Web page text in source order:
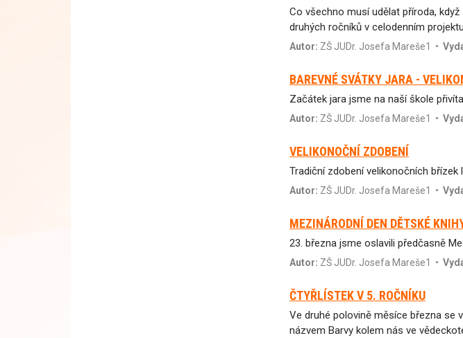
Co všechno musí udělat příroda,
druhých ročníků v celodenním
Autor: ZŠ JUDr. Josefa Mareše1 •
BAREVNÉ SVÁTKY JARA -
Začátek jara jsme na naší škole
Autor: ZŠ JUDr. Josefa Mareše1 •
VELIKONOČNÍ ZDOBENÍ
Tradiční zdobení velikonočních
Autor: ZŠ JUDr. Josefa Mareše1 •
MEZINÁRODNÍ DEN DĚTSKÉ
23. března jsme oslavili předčasně
Autor: ZŠ JUDr. Josefa Mareše1 •
ČTYŘLÍSTEK V 5. ROČNÍKU
Ve druhé polovině měsíce března se
názvem Barvy kolem nás ve